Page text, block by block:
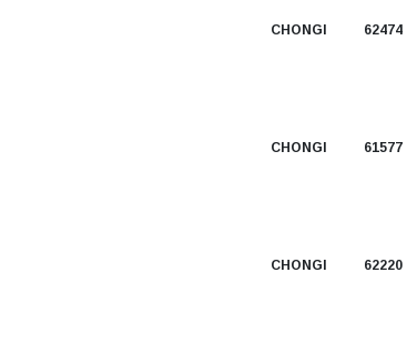
CHONGI 62474
CHONGI 61577
CHONGI 62220